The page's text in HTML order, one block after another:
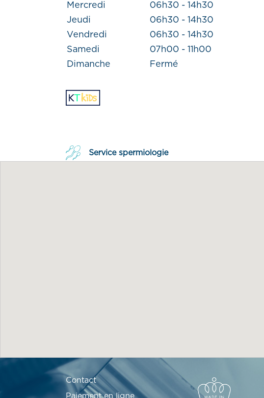
Mercredi
06h30 - 14h30
Jeudi
06h30 - 14h30
Vendredi
06h30 - 14h30
Samedi
07h00 - 11h00
Dimanche
Fermé
Service spermiologie
Contact
Paiement en ligne